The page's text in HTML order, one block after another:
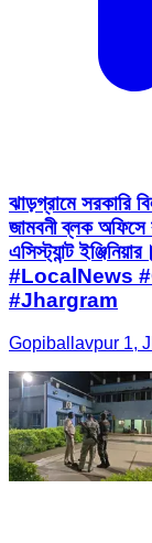
ঝাড়গ্রামে সরকারি
জামবনী ব্লক অফিসে
এসিস্ট্যান্ট
#LocalNews
#Jhargram
Gopiballavpur 1,